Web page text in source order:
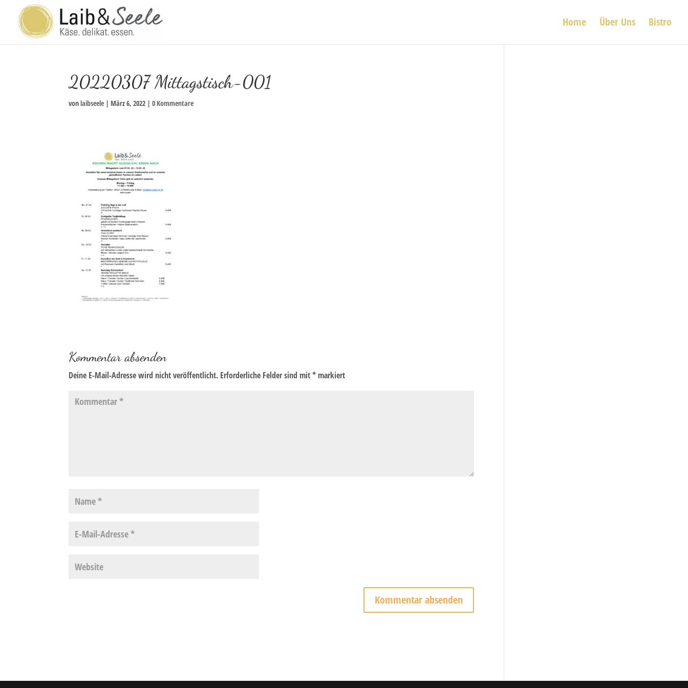
Home Über Uns Bistro
20220307 Mittagstisch-001
vonlaibseele | März 6, 2022 |0 Kommentare
Kommentar absenden
Deine E-Mail-Adresse wird nicht veröffentlicht. Erforderliche Felder sind mit* markiert